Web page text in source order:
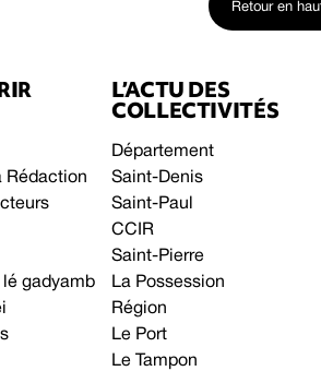
Retour en
Rédaction
lé gadyamb
L’ACTU DES
COLLECTIVITÉS
Département
Saint-Denis
Saint-Paul
CCIR
Saint-Pierre
La Possession
Région
Le Port
Le Tampon